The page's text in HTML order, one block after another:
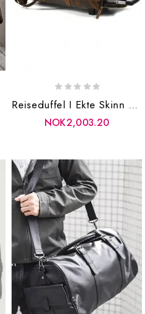
Reiseduffel I Ekte Skinn Med Hjul Kofferter Herre Business Trilleveske Stor Bæreveske Rullebagasje Weekendbag
NOK2,003.20